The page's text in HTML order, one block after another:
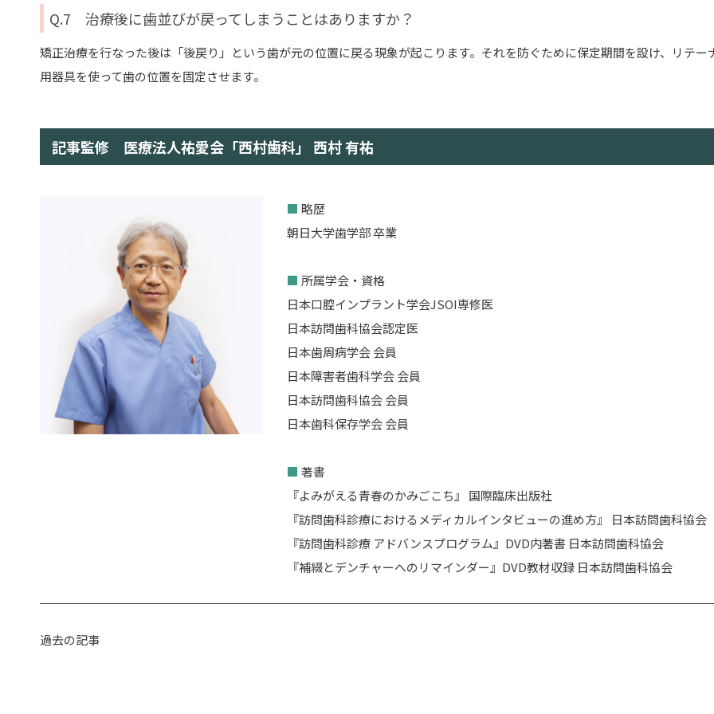
Q.7 治療後に歯並びが戻ってしまうことはありますか？
矯正治療を行なった後は「後戻り」という歯が元の位置に戻る現象が起こります。それを防ぐために保定期間を設け、リテー
用器具を使って歯の位置を固定させます。
記事監修 医療法人祐愛会「西村歯科」 西村 有祐
■ 略歴
朝日大学歯学部 卒業
■ 所属学会・資格
日本口腔インプラント学会JSOI専修医
日本訪問歯科協会認定医
日本歯周病学会 会員
日本障害者歯科学会 会員
日本訪問歯科協会 会員
日本歯科保存学会 会員
■ 著書
『よみがえる青春のかみごこち』 国際臨床出版社
『訪問歯科診療におけるメディカルインタビューの進め方』 日本訪問歯科協会
『訪問歯科診療 アドバンスプログラム』DVD内著書 日本訪問歯科協会
『補綴とデンチャーへのリマインダー』DVD教材収録 日本訪問歯科協会
過去の記事